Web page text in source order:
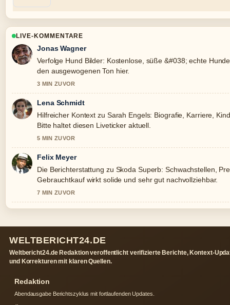
LIVE-KOMMENTARE
Jonas Wagner
Verfolge Hund Bilder: Kostenlose, süße &#038; echte
den ausgewogenen Ton hier.
3 MIN ZUVOR
Lena Schmidt
Hilfreicher Kontext zu Sarah Engels: Biografie, Karriere,
Bitte haltet diesen Liveticker aktuell.
5 MIN ZUVOR
Felix Meyer
Die Berichterstattung zu Skoda Superb: Schwachstellen,
Gebrauchtkauf wirkt solide und sehr gut nachvollziehbar.
7 MIN ZUVOR
WELTBERICHT24.DE
Weltbericht24.de Redaktion veroffentlicht verifizierte Berichte, Kontext-
und Korrekturen mit klaren Quellen.
Redaktion
Abendausgabe Berichtszyklus mit fortlaufenden Updates.